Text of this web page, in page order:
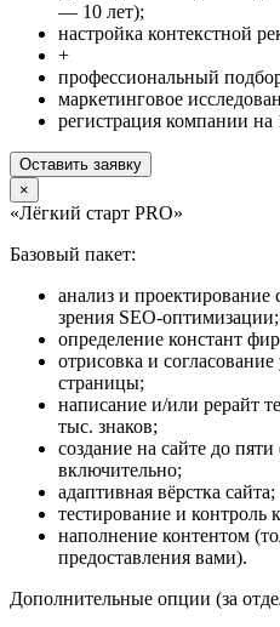
— 10 лет);
настройка контекстной
+
профессиональный
маркетинговое
регистрация компании
Оставить заявку
×
«Лёгкий старт PRO»
Базовый пакет:
анализ и проектирование
зрения SEO-оптимизации;
определение констант
отрисовка и
страницы;
написание и/или рерайт
тыс. знаков;
создание на сайте до
включительно;
адаптивная вёрстка сайта;
тестирование и контроль
наполнение контентом
предоставления вами).
Дополнительные опции (за